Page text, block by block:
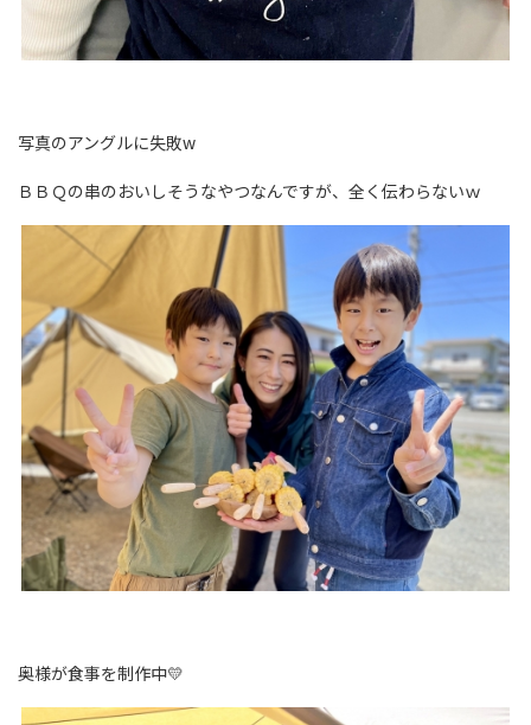
写真のアングルに失敗w
ＢＢＱの串のおいしそうなやつなんですが、全く伝わらないｗ
奥様が食事を制作中💛